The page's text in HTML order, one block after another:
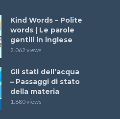
Kind Words – Polite
words | Le parole
gentili in inglese
2.062 views
Gli stati dell’acqua
– Passaggi di stato
della materia
1.880 views